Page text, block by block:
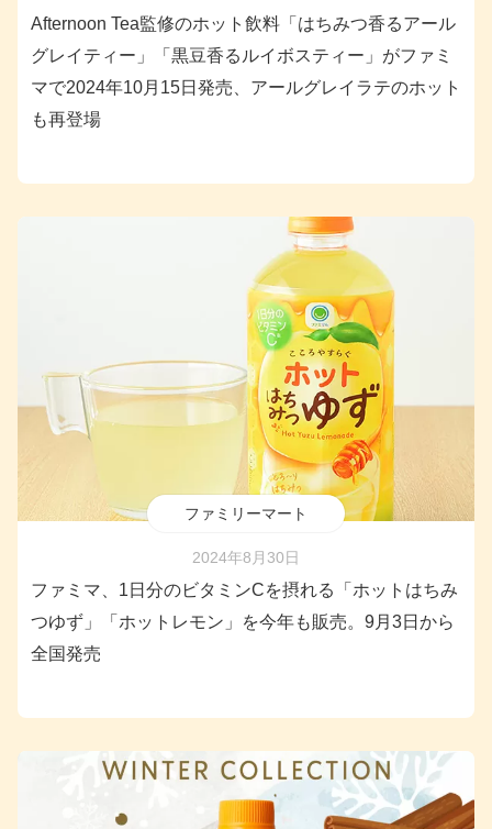
Afternoon Tea監修のホット飲料「はちみつ香るアール
グレイティー」「黒豆香るルイボスティー」がファミ
マで2024年10月15日発売、アールグレイラテのホット
も再登場
ファミリーマート
2024年8月30日
ファミマ、1日分のビタミンCを摂れる「ホットはちみ
つゆず」「ホットレモン」を今年も販売。9月3日から
全国発売